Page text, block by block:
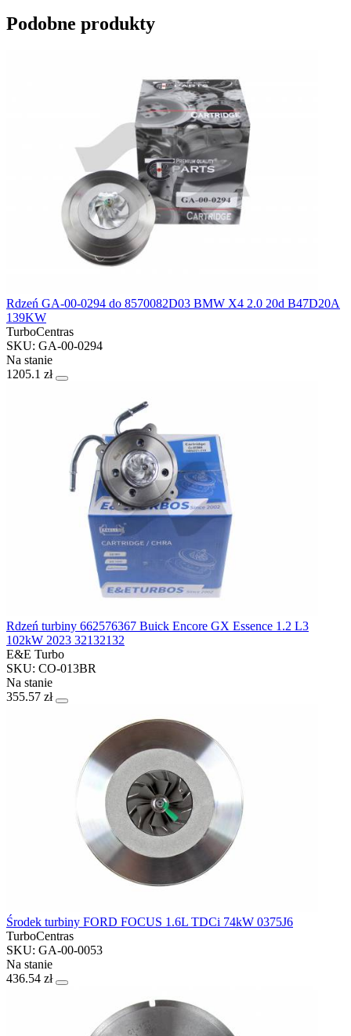
Podobne produkty
Rdzeń GA-00-0294 do 8570082D03 BMW X4 2.0 20d B47D20A
139KW
TurboCentras
SKU: GA-00-0294
Na stanie
1205.1 zł
Rdzeń turbiny 662576367 Buick Encore GX Essence 1.2 L3
102kW 2023 32132132
E&E Turbo
SKU: CO-013BR
Na stanie
355.57 zł
Środek turbiny FORD FOCUS 1.6L TDCi 74kW 0375J6
TurboCentras
SKU: GA-00-0053
Na stanie
436.54 zł